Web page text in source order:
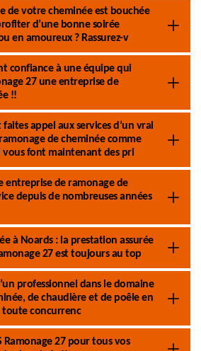
de votre cheminée est bouchée
d’une bonne soirée
en amoureux ? Rassurez-v
confiance à une équipe qui
27 une entreprise de
!!
appel aux services d’un vrai
de cheminée comme
vous font maintenant des pri
entreprise de ramonage de
depuis de nombreuses années
à Noards : la prestation assurée
27 est toujours au top
professionnel dans le domaine
de chaudière et de poêle en
toute concurrenc
Ramonage 27 pour tous vos